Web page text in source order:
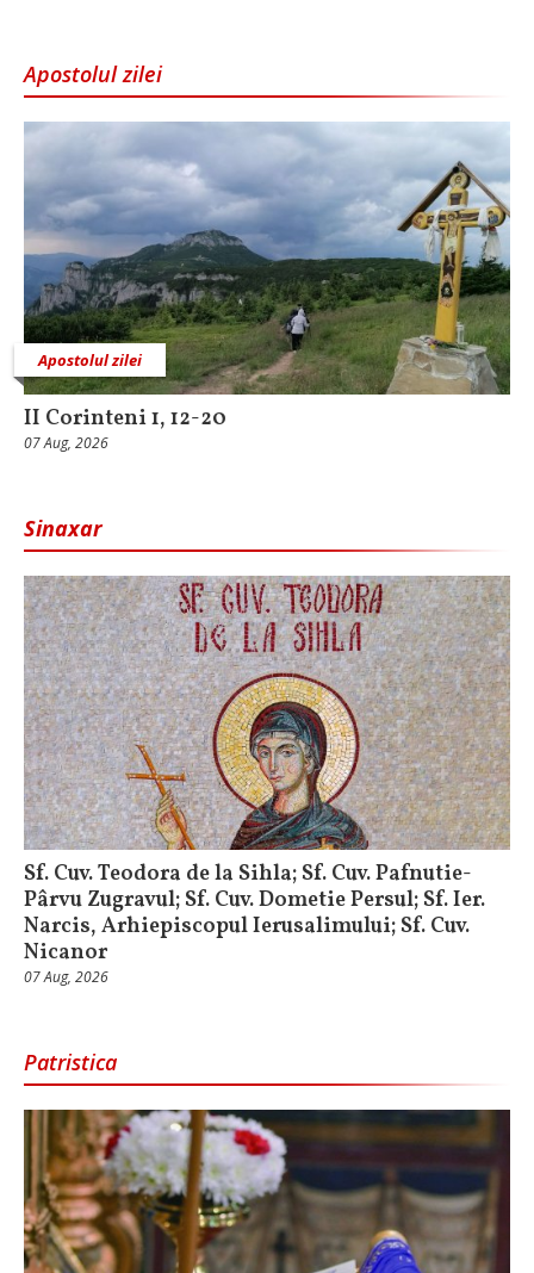
Apostolul zilei
Apostolul zilei
II Corinteni 1, 12-20
07 Aug, 2026
Sinaxar
Sf. Cuv. Teodora de la Sihla; Sf. Cuv. Pafnutie-
Pârvu Zugravul; Sf. Cuv. Dometie Persul; Sf. Ier.
Narcis, Arhiepiscopul Ierusalimului; Sf. Cuv.
Nicanor
07 Aug, 2026
Patristica